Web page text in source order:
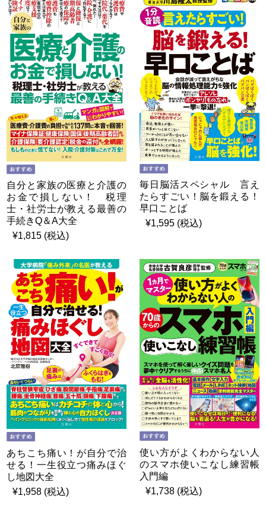
自分と家族の医療と介護の
お金で損しない！ 税理
士・社労士が教える最善の
手続きQ＆A大全
¥1,815 (税込)
毎日脳活スペシャル 言え
たらすごい！脳を鍛える！
早口ことば
¥1,595 (税込)
あちこち痛い！が自分で治
せる！一生役立つ痛みほぐ
し地図大全
¥1,958 (税込)
使い方がよくわからない人
のスマホ使いこなし練習帳
入門編
¥1,738 (税込)